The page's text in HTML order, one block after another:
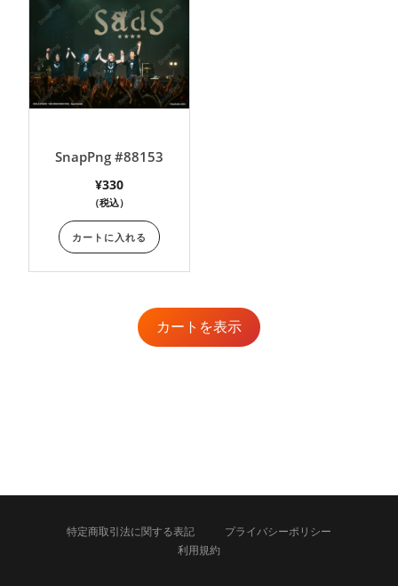
SnapPng #88153
¥330
（税込）
カートに入れる
カートを表示
特定商取引法に関する表記
プライバシーポリシー
利用規約